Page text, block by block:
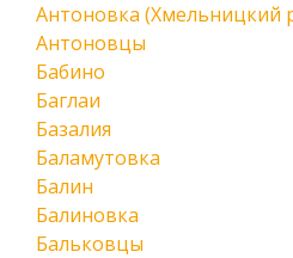
Антоновка (Хмельницкий
Антоновцы
Бабино
Баглаи
Базалия
Баламутовка
Балин
Балиновка
Бальковцы